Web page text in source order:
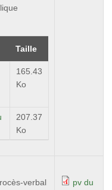
Taille
165.43
Ko
207.37
Ko
verbal
pv du